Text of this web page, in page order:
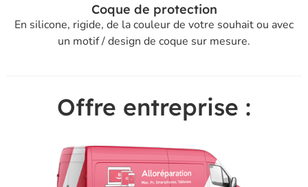
Coque de protection
En silicone, rigide, de la couleur de votre souhait ou avec
un motif / design de coque sur mesure.
Offre entreprise :